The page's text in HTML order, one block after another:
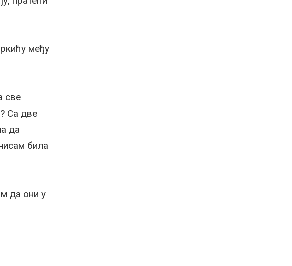
међу
све
Са две
да
била
да они у